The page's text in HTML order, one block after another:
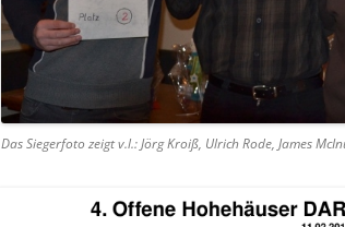
Das Siegerfoto zeigt v.l.: Jörg Kroiß, Ulrich Rode, James